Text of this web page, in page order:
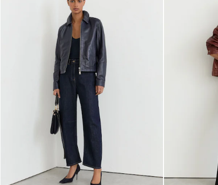
All Men's Outlet
Suits & Tailoring
Blazers
Shirts
Polo Shirts
Trousers
Jackets & Coats
T-Shirts
Shorts
Swimwear
Jeans
Knitwear
Sweats, Hoodies & Joggers
Reiss | McLaren Racing
Shoes
Accessories
Brands Outlet
44 / XS
46 / S
48 / M